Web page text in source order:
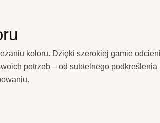
koloru. Dzięki szerokiej gamie odcieni
potrzeb – od subtelnego podkreślenia